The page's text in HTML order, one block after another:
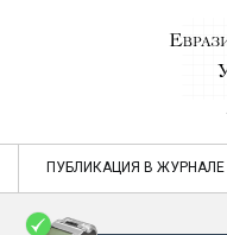
Евразийский
ПУБЛИКАЦИЯ В ЖУРНАЛЕ